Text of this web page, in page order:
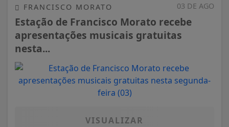
03 DE AGO
FRANCISCO MORATO
Estação de Francisco Morato recebe
apresentações musicais gratuitas
nesta...
VISUALIZAR